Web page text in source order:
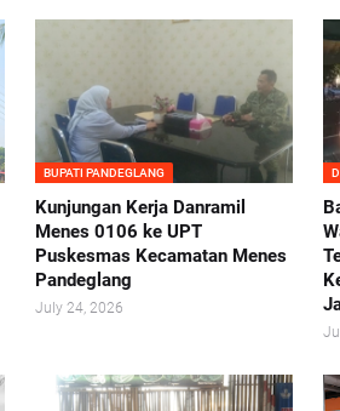
BUPATI PANDEGLANG
Kunjungan Kerja Danramil
Menes 0106 ke UPT
Puskesmas Kecamatan Menes
Pandeglang
July 24, 2026